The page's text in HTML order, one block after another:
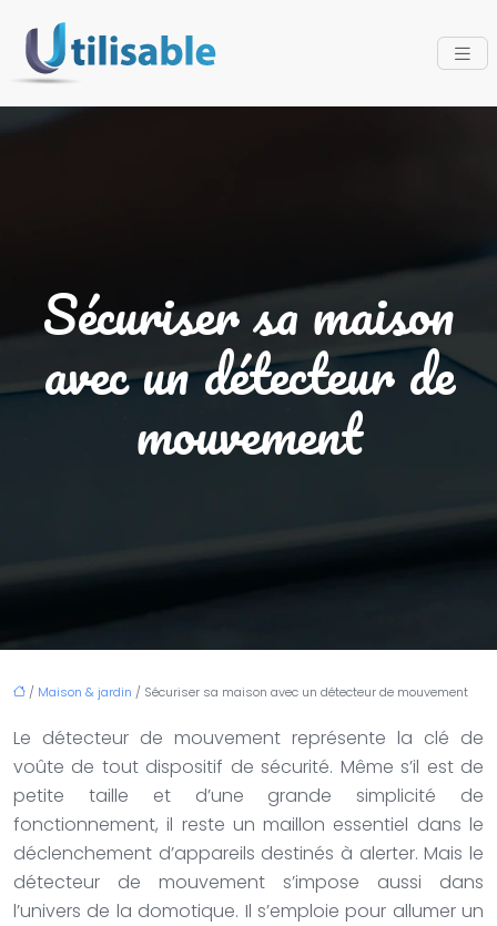
Sécuriser sa maison
avec un détecteur de
mouvement
/ Maison & jardin / Sécuriser sa maison avec un détecteur de mouvement
Le détecteur de mouvement représente la clé de
voûte de tout dispositif de sécurité. Même s’il est de
petite taille et d’une grande simplicité de
fonctionnement, il reste un maillon essentiel dans le
déclenchement d’appareils destinés à alerter. Mais le
détecteur de mouvement s’impose aussi dans
l’univers de la domotique. Il s’emploie pour allumer un